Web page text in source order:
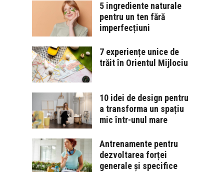
5 ingrediente naturale
pentru un ten fără
imperfecțiuni
7 experiențe unice de
trăit în Orientul Mijlociu
10 idei de design pentru
a transforma un spațiu
mic într-unul mare
Antrenamente pentru
dezvoltarea forței
generale și specifice